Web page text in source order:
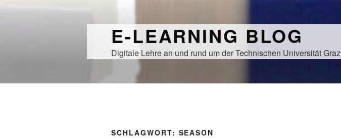
E-LEARNING BLOG
Digitale Lehre an und rund um der Technischen Universität Graz
SCHLAGWORT: SEASON